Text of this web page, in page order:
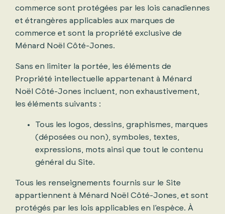
commerce sont protégées par les lois canadiennes
et étrangères applicables aux marques de
commerce et sont la propriété exclusive de
Ménard Noël Côté-Jones.
Sans en limiter la portée, les éléments de
Propriété intellectuelle appartenant à Ménard
Noël Côté-Jones incluent, non exhaustivement,
les éléments suivants :
Tous les logos, dessins, graphismes, marques
(déposées ou non), symboles, textes,
expressions, mots ainsi que tout le contenu
général du Site.
Tous les renseignements fournis sur le Site
appartiennent à Ménard Noël Côté-Jones, et sont
protégés par les lois applicables en l’espèce. À